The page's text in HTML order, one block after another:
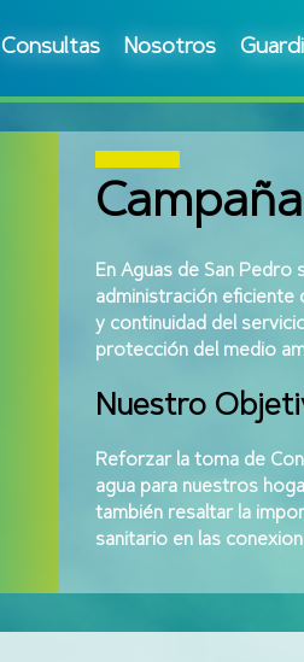
Consultas Nosotros
En Aguas de San
administración eficiente
y continuidad del
protección del medio
Nuestro
Reforzar la toma de
agua para nuestros
también resaltar la
sanitario en las